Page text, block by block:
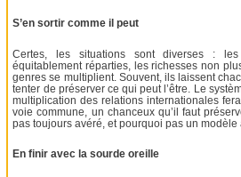
S’en sortir comme il peut
Certes, les situations sont diverses :
équitablement réparties, les richesses non
genres se multiplient. Souvent, ils laissent
tenter de préserver ce qui peut l’être. Le
multiplication des relations internationales
voie commune, un chanceux qu’il faut
pas toujours avéré, et pourquoi pas un modèle
En finir avec la sourde oreille